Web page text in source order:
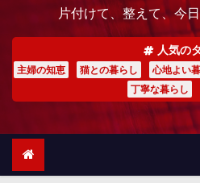
片付けて、整えて、今
人気の
主婦の知恵 猫との暮らし 心地よい
丁寧な暮らし